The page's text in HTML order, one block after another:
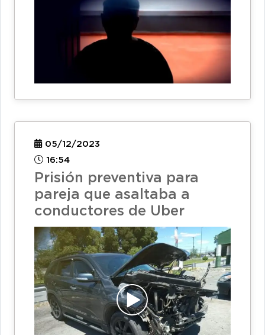
05/12/2023
16:54
Prisión preventiva para
pareja que asaltaba a
conductores de Uber